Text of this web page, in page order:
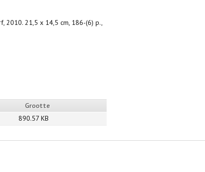
2010. 21,5 x 14,5 cm, 186-(6) p.,
Grootte
890.57 KB